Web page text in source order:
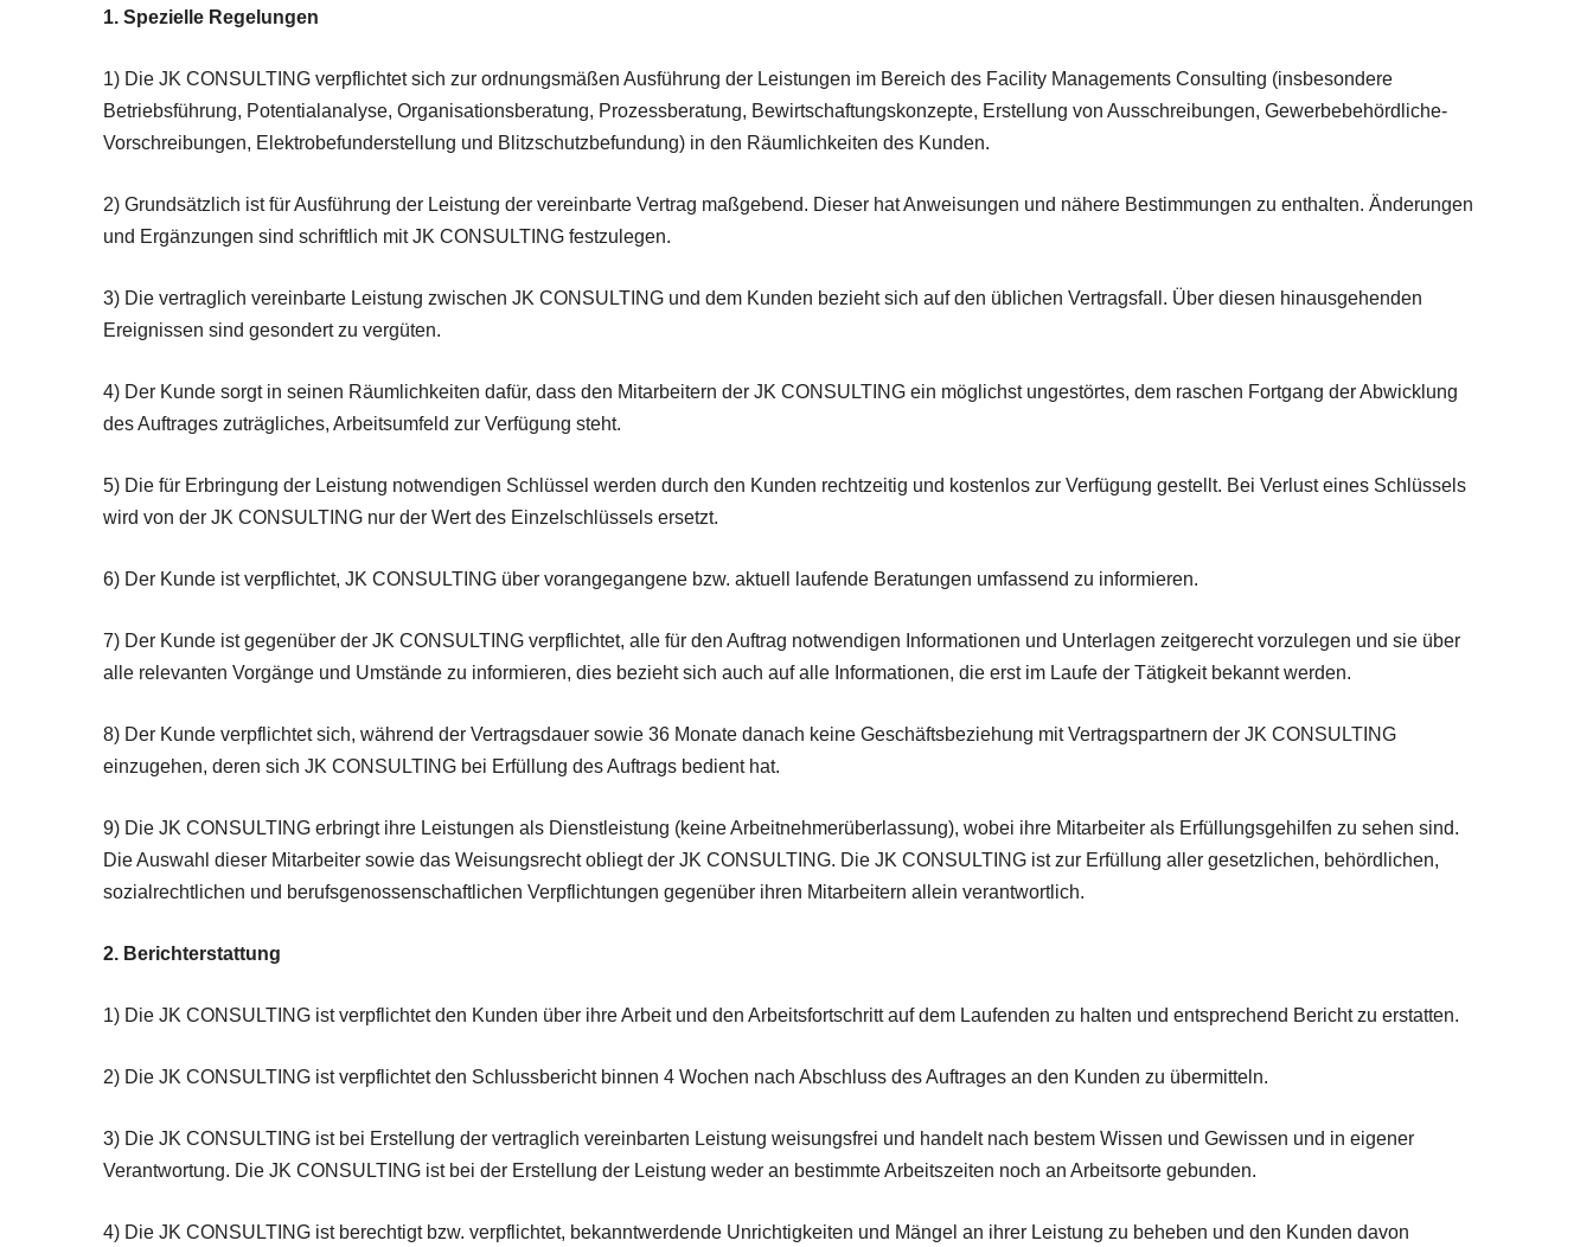
1. Spezielle Regelungen
1) Die JK CONSULTING verpflichtet sich zur ordnungsmäßen Ausführung der Leistungen im Bereich des Facility Managements Consulting (insbesondere
Betriebsführung, Potentialanalyse, Organisationsberatung, Prozessberatung, Bewirtschaftungskonzepte, Erstellung von Ausschreibungen, Gewerbebehördliche-
Vorschreibungen, Elektrobefunderstellung und Blitzschutzbefundung) in den Räumlichkeiten des Kunden.
2) Grundsätzlich ist für Ausführung der Leistung der vereinbarte Vertrag maßgebend. Dieser hat Anweisungen und nähere Bestimmungen zu enthalten. Änderungen
und Ergänzungen sind schriftlich mit JK CONSULTING festzulegen.
3) Die vertraglich vereinbarte Leistung zwischen JK CONSULTING und dem Kunden bezieht sich auf den üblichen Vertragsfall. Über diesen hinausgehenden
Ereignissen sind gesondert zu vergüten.
4) Der Kunde sorgt in seinen Räumlichkeiten dafür, dass den Mitarbeitern der JK CONSULTING ein möglichst ungestörtes, dem raschen Fortgang der Abwicklung
des Auftrages zuträgliches, Arbeitsumfeld zur Verfügung steht.
5) Die für Erbringung der Leistung notwendigen Schlüssel werden durch den Kunden rechtzeitig und kostenlos zur Verfügung gestellt. Bei Verlust eines Schlüssels
wird von der JK CONSULTING nur der Wert des Einzelschlüssels ersetzt.
6) Der Kunde ist verpflichtet, JK CONSULTING über vorangegangene bzw. aktuell laufende Beratungen umfassend zu informieren.
7) Der Kunde ist gegenüber der JK CONSULTING verpflichtet, alle für den Auftrag notwendigen Informationen und Unterlagen zeitgerecht vorzulegen und sie über
alle relevanten Vorgänge und Umstände zu informieren, dies bezieht sich auch auf alle Informationen, die erst im Laufe der Tätigkeit bekannt werden.
8) Der Kunde verpflichtet sich, während der Vertragsdauer sowie 36 Monate danach keine Geschäftsbeziehung mit Vertragspartnern der JK CONSULTING
einzugehen, deren sich JK CONSULTING bei Erfüllung des Auftrags bedient hat.
9) Die JK CONSULTING erbringt ihre Leistungen als Dienstleistung (keine Arbeitnehmerüberlassung), wobei ihre Mitarbeiter als Erfüllungsgehilfen zu sehen sind.
Die Auswahl dieser Mitarbeiter sowie das Weisungsrecht obliegt der JK CONSULTING. Die JK CONSULTING ist zur Erfüllung aller gesetzlichen, behördlichen,
sozialrechtlichen und berufsgenossenschaftlichen Verpflichtungen gegenüber ihren Mitarbeitern allein verantwortlich.
2. Berichterstattung
1) Die JK CONSULTING ist verpflichtet den Kunden über ihre Arbeit und den Arbeitsfortschritt auf dem Laufenden zu halten und entsprechend Bericht zu erstatten.
2) Die JK CONSULTING ist verpflichtet den Schlussbericht binnen 4 Wochen nach Abschluss des Auftrages an den Kunden zu übermitteln.
3) Die JK CONSULTING ist bei Erstellung der vertraglich vereinbarten Leistung weisungsfrei und handelt nach bestem Wissen und Gewissen und in eigener
Verantwortung. Die JK CONSULTING ist bei der Erstellung der Leistung weder an bestimmte Arbeitszeiten noch an Arbeitsorte gebunden.
4) Die JK CONSULTING ist berechtigt bzw. verpflichtet, bekanntwerdende Unrichtigkeiten und Mängel an ihrer Leistung zu beheben und den Kunden davon